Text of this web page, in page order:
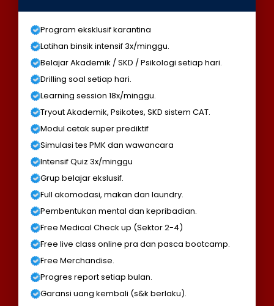
Program eksklusif karantina
Latihan binsik intensif 3x/minggu.
Belajar Akademik / SKD / Psikologi setiap hari.
Drilling soal setiap hari.
Learning session 18x/minggu.
Tryout Akademik, Psikotes, SKD sistem CAT.
Modul cetak super prediktif
Simulasi tes PMK dan wawancara
Intensif Quiz 3x/minggu
Grup belajar ekslusif.
Full akomodasi, makan dan laundry.
Pembentukan mental dan kepribadian.
Free Medical Check up (Sektor 2-4)
Free live class online pra dan pasca bootcamp.
Free Merchandise.
Progres report setiap bulan.
Garansi uang kembali (s&k berlaku).